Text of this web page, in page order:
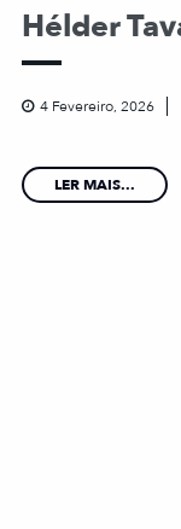
Hélder
4 Fevereiro, 2026
LER MAIS...